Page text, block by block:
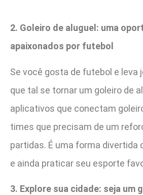
2. Goleiro de aluguel: uma
apaixonados por futebol
Se você gosta de futebol e leva
que tal se tornar um goleiro de
aplicativos que conectam
times que precisam de um
partidas. É uma forma divertida
e ainda praticar seu esporte
3. Explore sua cidade: seja um